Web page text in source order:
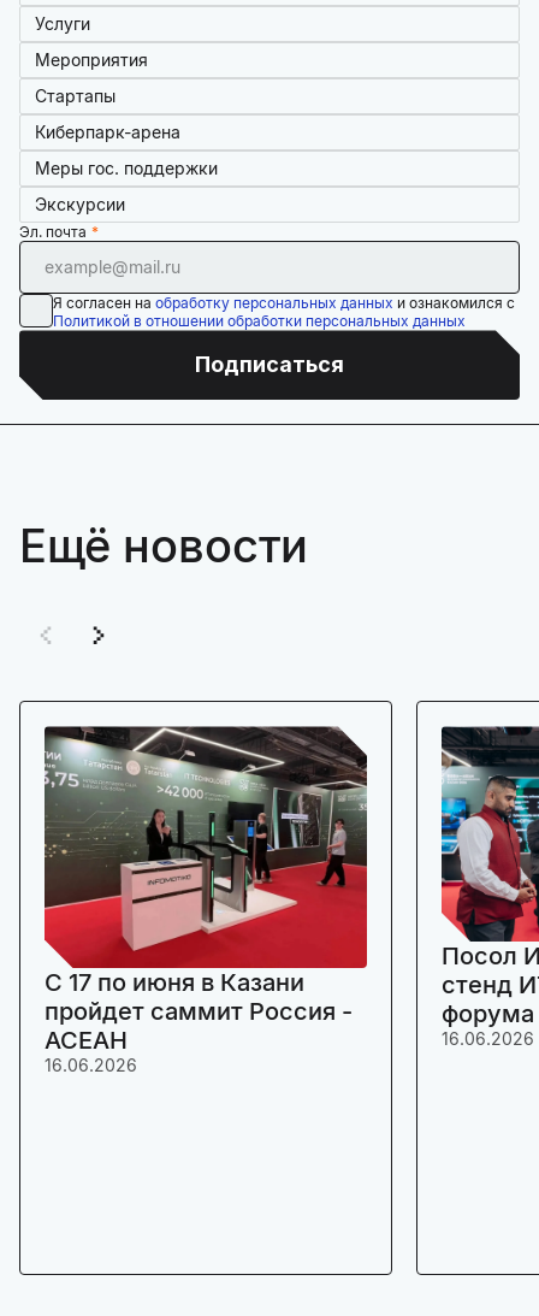
Услуги
Мероприятия
Стартапы
Киберпарк-арена
Меры гос. поддержки
Экскурсии
Эл. почта
Я согласен на обработку персональных данных и ознакомился с
Политикой в отношении обработки персональных данных
Подписаться
Ещё новости
C 17 по июня в Казани
пройдет саммит Россия -
АСЕАН
16.06.2026
Посол
стенд
16.06.2026